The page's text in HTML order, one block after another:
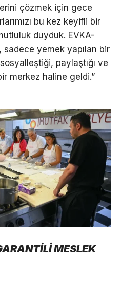
çözmek için gece
bu kez keyifli bir
duyduk. EVKA-
yemek yapılan bir
paylaştığı ve
merkez haline geldi.”
MESLEK